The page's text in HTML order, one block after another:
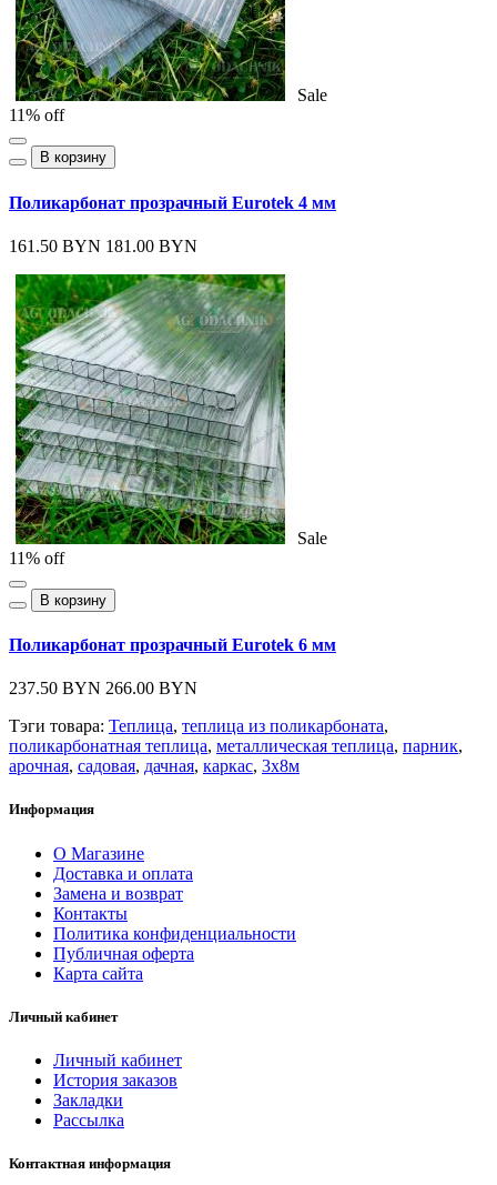
Sale
11% off
В корзину
Поликарбонат прозрачный Eurotek 4 мм
161.50 BYN 181.00 BYN
Sale
11% off
В корзину
Поликарбонат прозрачный Eurotek 6 мм
237.50 BYN 266.00 BYN
Тэги товара: Теплица, теплица из поликарбоната,
поликарбонатная теплица, металлическая теплица, парник,
арочная, садовая, дачная, каркас, 3х8м
Информация
О Магазине
Доставка и оплата
Замена и возврат
Контакты
Политика конфиденциальности
Публичная оферта
Карта сайта
Личный кабинет
Личный кабинет
История заказов
Закладки
Рассылка
Контактная информация